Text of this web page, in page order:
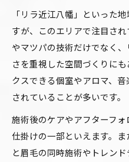
「リラ近江八幡」といった
すが、このエリアで注目さ
やマツパの技術だけでなく
さを重視した空間づくりに
クスできる個室やアロマ、
されていることが多いです。
施術後のケアやアフターフ
仕掛けの一部といえます。
と眉毛の同時施術やトレン